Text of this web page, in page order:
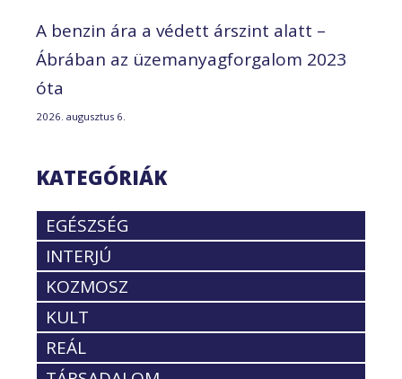
A benzin ára a védett árszint alatt –
Ábrában az üzemanyagforgalom 2023
óta
2026. augusztus 6.
KATEGÓRIÁK
EGÉSZSÉG
INTERJÚ
KOZMOSZ
KULT
REÁL